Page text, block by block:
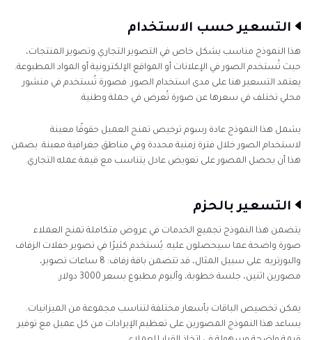
التسعير حسب الاستخدام
هذا النموذج مناسب بشكل خاص في التصوير التجاري وتصوير المنتجات،
حيث تُستخدم الصور في الإعلانات أو المواقع الإلكترونية أو المواد المطبوعة.
يعتمد التسعير هنا على مدى استخدام الصور. فصورة تُستخدم في منشور
محلي تختلف في سعرها عن صورة تُعرض في حملة وطنية.
يشمل هذا النموذج عادة رسوم ترخيص تمنح العميل حقوقًا معينة
لاستخدام الصور خلال فترة زمنية محددة وفي مناطق جغرافية معينة. يضمن
هذا أن يحصل المصور على تعويض عادل يتناسب مع قيمة عمله التجاري.
التسعير بالحزم
يتضمن هذا النموذج تجميع الخدمات في عروض متكاملة تمنح العملاء
صورة واضحة عما سيحصلون عليه. يُستخدم كثيرًا في تصوير حفلات الزفاف
والبورتريه. على سبيل المثال، قد تتضمن باقة زفاف: 8 ساعات تصوير،
مصورين اثنين، جلسة خطوبة، وألبوم مطبوع بسعر 3000 دولار.
يمكن تخصيص الباقات بأسعار مختلفة لتناسب مجموعة من الميزانيات.
يساعد هذا النموذج المصورين على تعظيم الإيرادات من كل عميل مع توفير